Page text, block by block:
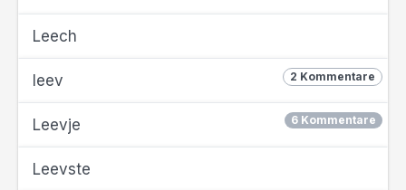
Leech
2 Kommentare
leev
6 Kommentare
Leevje
Leevste